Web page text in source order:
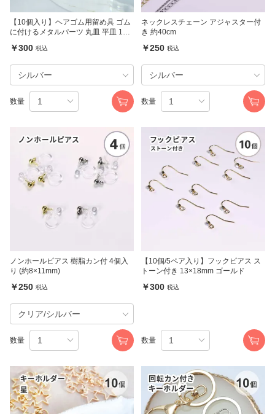
【10個入り】ヘアゴム用留め具 ゴム
に付けるメタルパーツ 丸皿 平皿 12m
￥300 税込
数量
ネックレスチェーン アジャスター付
き 約40cm
￥250 税込
数量
ノンホールピアス 樹脂カン付 4個入
り (約8×11mm)
￥250 税込
数量
【10個/5ペア入り】フックピアス ス
トーン付き 13×18mm ゴールド
￥300 税込
数量